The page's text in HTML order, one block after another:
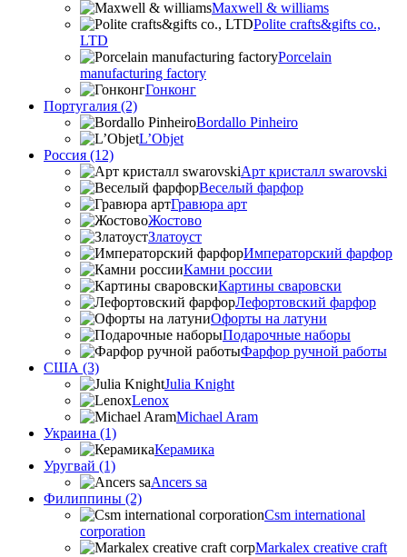
Maxwell & williams
Polite crafts&gifts co.,
LTD
Porcelain
manufacturing factory
Гонконг
Португалия (2)
Bordallo Pinheiro
L’Objet
Россия (12)
Арт кристалл swarovski
Веселый фарфор
Гравюра арт
Жостово
Златоуст
Императорский фарфор
Камни россии
Картины сваровски
Лефортовский фарфор
Офорты на латуни
Подарочные наборы
Фарфор ручной работы
США (3)
Julia Knight
Lenox
Michael Aram
Украина (1)
Керамика
Уругвай (1)
Ancers sa
Филиппины (2)
Csm international
corporation
Markalex creative craft